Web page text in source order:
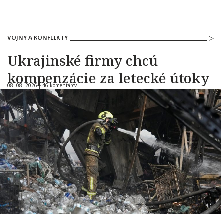
VOJNY A KONFLIKTY
Ukrajinské firmy chcú
kompenzácie za letecké útoky
08. 08. 2026 |46 komentárov